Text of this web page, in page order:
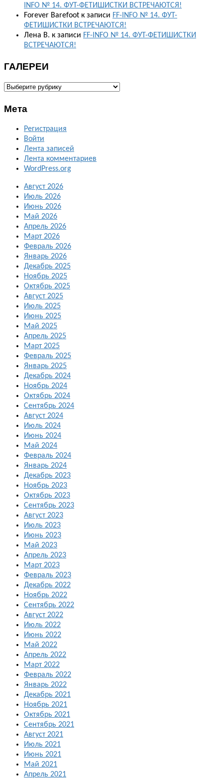
INFO № 14. ФУТ-ФЕТИШИСТКИ ВСТРЕЧАЮТСЯ!
Forever Barefoot к записи FF-INFO № 14. ФУТ-
ФЕТИШИСТКИ ВСТРЕЧАЮТСЯ!
Лена В. к записи FF-INFO № 14. ФУТ-ФЕТИШИСТКИ
ВСТРЕЧАЮТСЯ!
ГАЛЕРЕИ
ГАЛЕРЕИ
Мета
Регистрация
Войти
Лента записей
Лента комментариев
WordPress.org
Август 2026
Июль 2026
Июнь 2026
Май 2026
Апрель 2026
Март 2026
Февраль 2026
Январь 2026
Декабрь 2025
Ноябрь 2025
Октябрь 2025
Август 2025
Июль 2025
Июнь 2025
Май 2025
Апрель 2025
Март 2025
Февраль 2025
Январь 2025
Декабрь 2024
Ноябрь 2024
Октябрь 2024
Сентябрь 2024
Август 2024
Июль 2024
Июнь 2024
Май 2024
Февраль 2024
Январь 2024
Декабрь 2023
Ноябрь 2023
Октябрь 2023
Сентябрь 2023
Август 2023
Июль 2023
Июнь 2023
Май 2023
Апрель 2023
Март 2023
Февраль 2023
Декабрь 2022
Ноябрь 2022
Сентябрь 2022
Август 2022
Июль 2022
Июнь 2022
Май 2022
Апрель 2022
Март 2022
Февраль 2022
Январь 2022
Декабрь 2021
Ноябрь 2021
Октябрь 2021
Сентябрь 2021
Август 2021
Июль 2021
Июнь 2021
Май 2021
Апрель 2021